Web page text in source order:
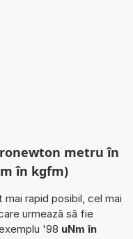
metru în
în kgfm)
rapid posibil, cel mai
urmează să fie
'98 uNm în